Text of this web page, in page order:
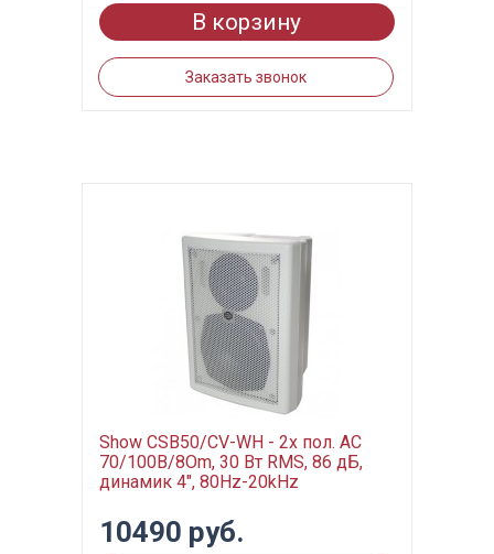
В корзину
Заказать звонок
Show CSB50/CV-WH - 2х пол. АС
70/100В/8Om, 30 Вт RMS, 86 дБ,
динамик 4", 80Hz-20kHz
10490 руб.